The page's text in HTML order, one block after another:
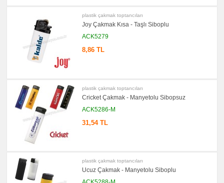
plastik çakmak toptancıları
Joy Çakmak Kısa - Taşlı Siboplu
ACK5279
8,86 TL
plastik çakmak toptancıları
Cricket Çakmak - Manyetolu Sibopsuz
ACK5286-M
31,54 TL
plastik çakmak toptancıları
Ucuz Çakmak - Manyetolu Siboplu
promosyon
Kalem
promosyon
Kalem
Seti
promosyon
Kartvizitlik
promosyon
Radyo
promosyon
Takvim
&
promosyon
Bardak
Altlığı
&